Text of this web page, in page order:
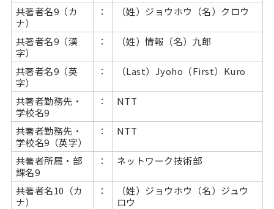
共著者名9（カ
ナ）
： （姓）ジョウホウ（名）クロウ
共著者名9（漢
字）
： （姓）情報（名）九郎
共著者名9（英
字）
： （Last）Jyoho（First）Kuro
共著者勤務先・
学校名9
： NTT
共著者勤務先・
学校名9（英字）
： NTT
共著者所属・部
課名9
： ネットワーク技術部
共著者名10（カ
ナ）
：
（姓）ジョウホウ（名）ジュウ
ロウ